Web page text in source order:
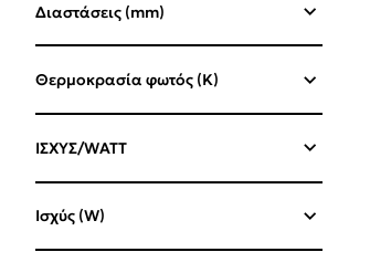
Διαστάσεις (mm)
Θερμοκρασία φωτός (K)
ΙΣΧΥΣ/WATT
Ισχύς (W)